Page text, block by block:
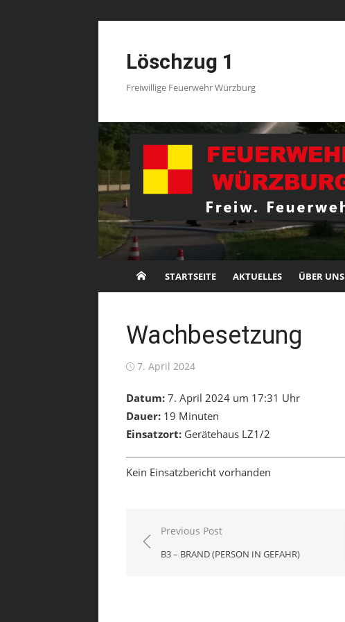
Löschzug 1
Freiwillige Feuerwehr Würzburg
STARTSEITE AKTUELLES ÜBER UNS
Wachbesetzung
Posted
7. April 2024
Datum: 7. April 2024 um 17:31 Uhr
Dauer: 19 Minuten
Einsatzort: Gerätehaus LZ1/2
Kein Einsatzbericht vorhanden
Beitragsnavigation
Previous Post
B3 – BRAND (PERSON IN GEFAHR)